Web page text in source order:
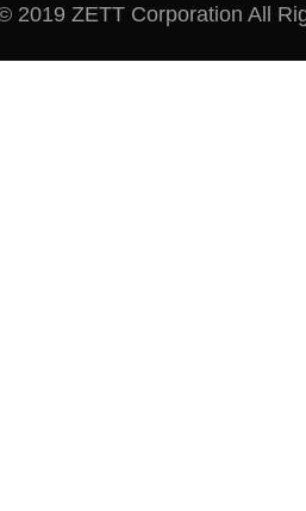
2019 ZETT Corporation All